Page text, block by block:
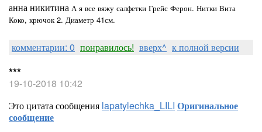
анна никитина А я все вяжу салфетки Грейс Ферон. Нитки Вита
Коко, крючок 2. Диаметр 41см.
комментарии: 0 понравилось! вверх^ к полной версии
***
19-10-2018 10:42
Это цитата сообщения lapatylechka_LILI Оригинальное
сообщение